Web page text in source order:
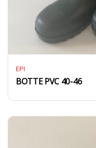
EPI
BOTTE PVC 40-46